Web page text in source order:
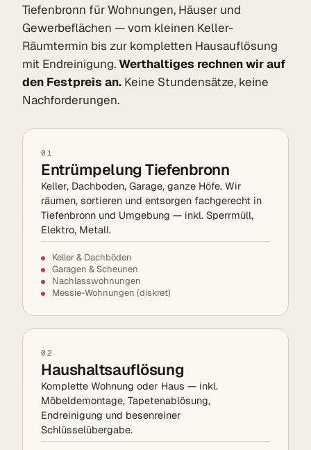
Tiefenbronn für Wohnungen, Häuser und
Gewerbeflächen — vom kleinen Keller-
Räumtermin bis zur kompletten Hausauflösung
mit Endreinigung.Werthaltiges rechnen wir auf
den Festpreis an. Keine Stundensätze, keine
Nachforderungen.
01
Entrümpelung Tiefenbronn
Keller, Dachboden, Garage, ganze Höfe. Wir
räumen, sortieren und entsorgen fachgerecht in
Tiefenbronn und Umgebung — inkl. Sperrmüll,
Elektro, Metall.
Keller & Dachböden
Garagen & Scheunen
Nachlasswohnungen
Messie-Wohnungen (diskret)
02
Haushaltsauflösung
Komplette Wohnung oder Haus — inkl.
Möbeldemontage, Tapetenablösung,
Endreinigung und besenreiner
Schlüsselübergabe.